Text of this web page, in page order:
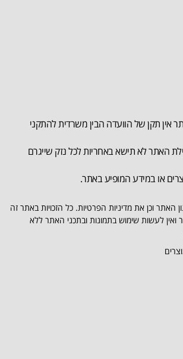
אין תקן של הוועדה הבין משרדית להתקני
האתר לא תישא באחריות לכל נזק שייגרם
או במידע המופיע באתר.
האתר וכן את מדיניות הפרטיות. כל הזכויות באתר זה
לעשות שימוש בתמונות ובתכני האתר ללא